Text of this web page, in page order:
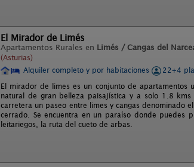
El Mirador de Limés
Apartamentos Rurales en Limés / Cangas del
(Asturias)
Alquiler completo y por habitaciones 22+4
El mirador de limes es un conjunto de apartamentos
natural de gran belleza paisajística y a solo 1.8
carretera un paseo entre limes y cangas denominado
cerrado. Se encuentra en un paraíso donde
leitariegos, la ruta del cueto de arbas.